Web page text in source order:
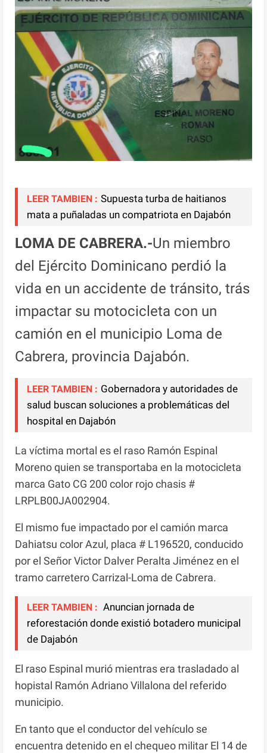
LEER TAMBIEN : Supuesta turba de haitianos
mata a puñaladas un compatriota en Dajabón
LOMA DE CABRERA.-Un miembro
del Ejército Dominicano perdió la
vida en un accidente de tránsito, trás
impactar su motocicleta con un
camión en el municipio Loma de
Cabrera, provincia Dajabón.
LEER TAMBIEN : Gobernadora y autoridades de
salud buscan soluciones a problemáticas del
hospital en Dajabón
La víctima mortal es el raso Ramón Espinal
Moreno quien se transportaba en la motocicleta
marca Gato CG 200 color rojo chasis #
LRPLB00JA002904.
El mismo fue impactado por el camión marca
Dahiatsu color Azul, placa # L196520, conducido
por el Señor Victor Dalver Peralta Jiménez en el
tramo carretero Carrizal-Loma de Cabrera.
LEER TAMBIEN : Anuncian jornada de
reforestación donde existió botadero municipal
de Dajabón
El raso Espinal murió mientras era trasladado al
hopistal Ramón Adriano Villalona del referido
municipio.
En tanto que el conductor del vehículo se
encuentra detenido en el chequeo militar El 14 de